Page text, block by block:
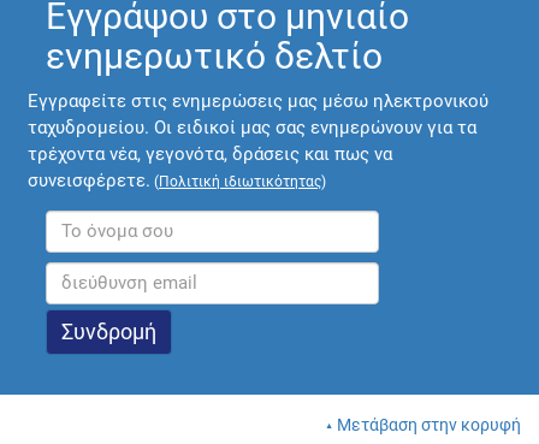
Εγγράψου στο μηνιαίο
ενημερωτικό δελτίο
Εγγραφείτε στις ενημερώσεις μας μέσω ηλεκτρονικού
ταχυδρομείου. Οι ειδικοί μας σας ενημερώνουν για τα
τρέχοντα νέα, γεγονότα, δράσεις και πως να
συνεισφέρετε. (Πολιτική ιδιωτικότητας)
Μετάβαση στην κορυφή